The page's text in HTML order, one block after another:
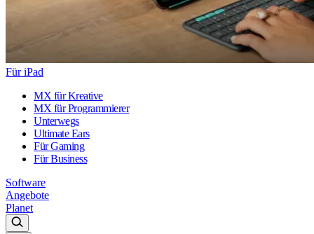
Für iPad
MX für Kreative
MX für Programmierer
Unterwegs
Ultimate Ears
Für Gaming
Für Business
Software
Angebote
Planet